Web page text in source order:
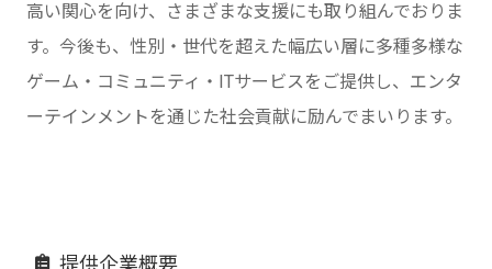
高い関心を向け、さまざまな支援にも取り組んでおりま
す。今後も、性別・世代を超えた幅広い層に多種多様な
ゲーム・コミュニティ・ITサービスをご提供し、エンタ
ーテインメントを通じた社会貢献に励んでまいります。
提供企業概要